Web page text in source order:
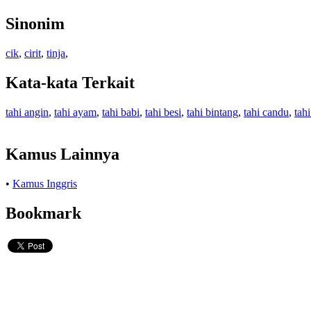
Sinonim
cik, cirit, tinja,
Kata-kata Terkait
tahi angin, tahi ayam, tahi babi, tahi besi, tahi bintang, tahi candu,
Kamus Lainnya
• Kamus Inggris
Bookmark